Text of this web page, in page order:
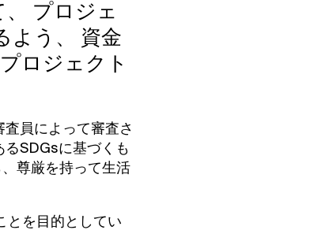
プロジェ
よう、 資金
ロジェクト
員によって審査さ
SDGsに基づくも
尊厳を持って生活
とを目的としてい